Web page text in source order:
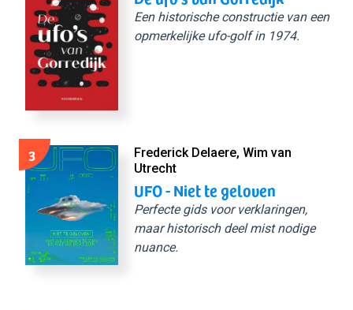
Een historische constructie van een
opmerkelijke ufo-golf in 1974.
3
Frederick Delaere, Wim van
Utrecht
UFO - Niet te geloven
Perfecte gids voor verklaringen,
maar historisch deel mist nodige
nuance.